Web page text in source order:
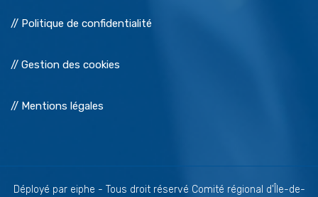
// Politique de confidentialité
// Gestion des cookies
// Mentions légales
Déployé par eiphe - Tous droit réservé Comité régional d'Île-de-